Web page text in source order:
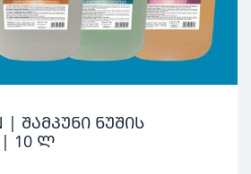
| შამპუნი ნუშის
10 ლ